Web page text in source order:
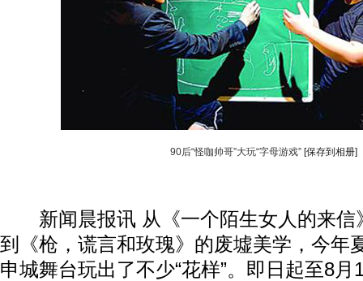
90后“怪咖帅哥”大玩“字母游戏” [保存到相册]
新闻晨报讯 从《一个陌生女人的来信
到《枪，谎言和玫瑰》的废墟美学，今年
申城舞台玩出了不少“花样”。即日起至8